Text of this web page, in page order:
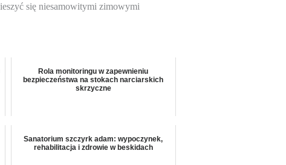
się niesamowitymi zimowymi
Rola monitoringu w zapewnieniu
bezpieczeństwa na stokach narciarskich
skrzyczne
Sanatorium szczyrk adam: wypoczynek,
rehabilitacja i zdrowie w beskidach